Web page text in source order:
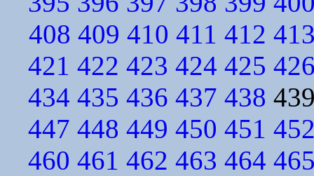
408 409 410 411 412
421 422 423 424 425
434 435 436 437 438
447 448 449 450 451
460 461 462 463 464